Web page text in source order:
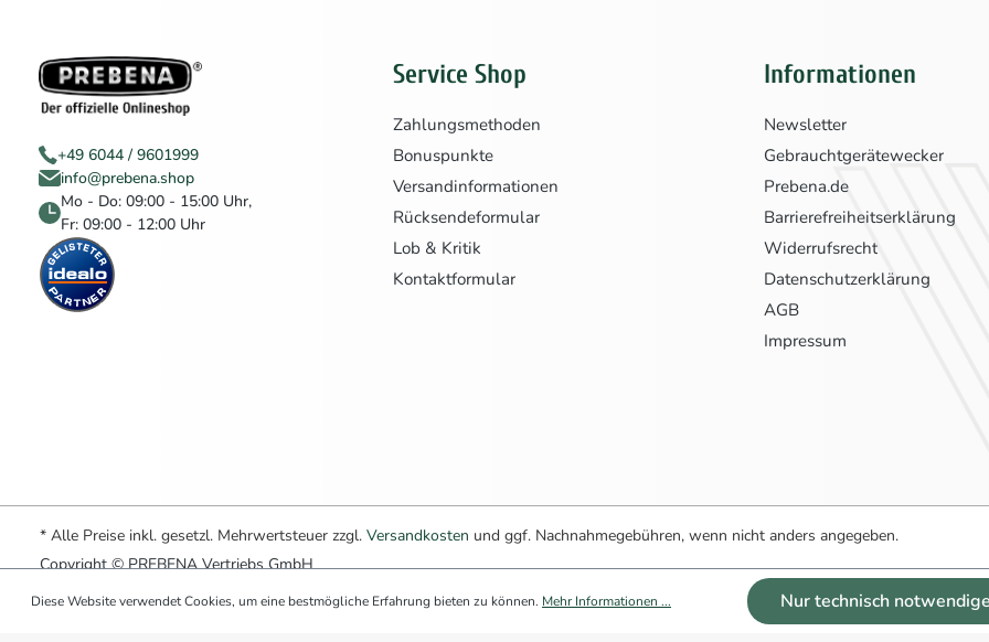
+49 6044 / 9601999
info@prebena.shop
Mo - Do: 09:00 - 15:00 Uhr,
Fr: 09:00 - 12:00 Uhr
Service Shop
Zahlungsmethoden
Bonuspunkte
Versandinformationen
Rücksendeformular
Lob & Kritik
Kontaktformular
Informationen
Newsletter
Gebrauchtgerätewecker
Prebena.de
Barrierefreiheitserklärung
Widerrufsrecht
Datenschutzerklärung
AGB
Impressum
* Alle Preise inkl. gesetzl. Mehrwertsteuer zzgl. Versandkosten und ggf. Nachnahmegebühren, wenn nicht anders angegeben.
Copyright © PREBENA Vertriebs GmbH
Diese Website verwendet Cookies, um eine bestmögliche Erfahrung bieten zu können. Mehr Informationen ... Nur technisch